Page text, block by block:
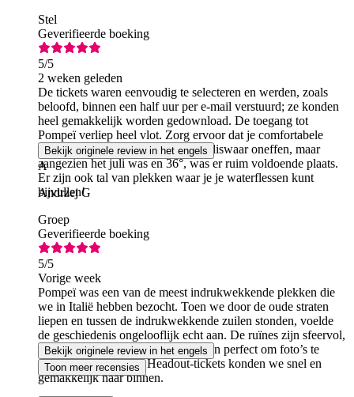
Stel
Geverifieerde boeking
5/5
2 weken geleden
De tickets waren eenvoudig te selecteren en werden, zoals
beloofd, binnen een half uur per e-mail verstuurd; ze konden
heel gemakkelijk worden gedownload. De toegang tot
Pompeï verliep heel vlot. Zorg ervoor dat je comfortabele
schoenen draagt; de wegen zijn weliswaar oneffen, maar
aangezien het juli was en 36°, was er ruim voldoende plaats.
Er zijn ook tal van plekken waar je je waterflessen kunt
bijvullen!
Bekijk originele review in het engels
A
Andrzej G
Groep
Geverifieerde boeking
5/5
Vorige week
Pompeï was een van de meest indrukwekkende plekken die
we in Italië hebben bezocht. Toen we door de oude straten
liepen en tussen de indrukwekkende zuilen stonden, voelde
de geschiedenis ongelooflijk echt aan. De ruïnes zijn sfeervol,
zitten vol fascinerende details en zijn perfect om foto’s te
maken. Dankzij onze Headout-tickets konden we snel en
gemakkelijk naar binnen.
Bekijk originele review in het engels
Toon meer recensies